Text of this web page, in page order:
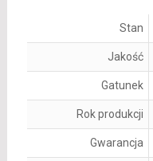
Stan
Jakość
Gatunek
Rok produkcji
Gwarancja